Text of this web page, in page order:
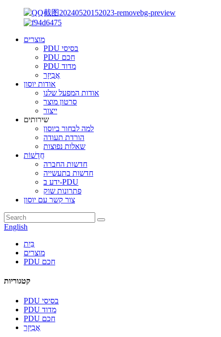
מוצרים
PDU בסיסי
PDU חכם
PDU מדוד
אֲבִיזָר
אודות יוסון
אודות המפעל שלנו
סרטון מוצר
ייצור
שירותים
למה לבחור ביוסון
הורדת תעודה
שאלות נפוצות
חֲדָשׁוֹת
חדשות החברה
חדשות בתעשייה
ידע ב-PDU
פתרונות שוק
צור קשר עם יוסון
English
בַּיִת
מוצרים
PDU חכם
קטגוריות
PDU בסיסי
PDU מדוד
PDU חכם
אֲבִיזָר